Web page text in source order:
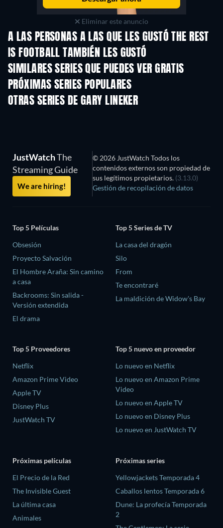
Eliminar este anuncio
A LAS PERSONAS A LAS QUE LES GUSTÓ THE REST
IS FOOTBALL TAMBIÉN LES GUSTÓ
TV
SIMILARES SERIES QUE PUEDES VER GRATIS
TV
PRÓXIMAS SERIES POPULARES
TV
OTRAS SERIES DE GARY LINEKER
JustWatchThe
Streaming Guide
We are hiring!
© 2026 JustWatch Todos los
contenidos externos son propiedad de
sus legítimos propietarios. (3.13.0)
Gestión de recopilación de datos
Top 5 Películas
Obsesión
Proyecto Salvación
El Hombre Araña: Sin camino
a casa
Backrooms: Sin salida -
Versión extendida
El drama
Top 5 Series de TV
La casa del dragón
Silo
From
Te encontraré
La maldición de Widow's Bay
Top 5 Proveedores
Netflix
Amazon Prime Video
Apple TV
Disney Plus
JustWatch TV
Top 5 nuevo en proveedor
Lo nuevo en Netflix
Lo nuevo en Amazon Prime
Video
Lo nuevo en Apple TV
Lo nuevo en Disney Plus
Lo nuevo en JustWatch TV
Próximas películas
El Precio de la Red
The Invisible Guest
La última casa
Animales
Próximas series
Yellowjackets Temporada 4
Caballos lentos Temporada 6
Dune: La profecía Temporada
2